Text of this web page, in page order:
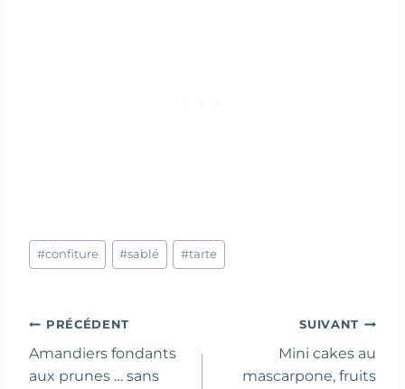
Étiquettes
de
#confiture #sablé #tarte
Navigation
de
l’article
PRÉCÉDENT
Amandiers fondants
aux prunes … sans
SUIVANT
Mini cakes au
mascarpone, fruits